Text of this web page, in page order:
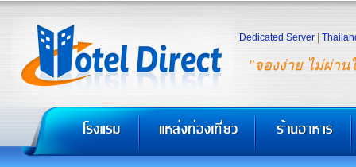
"จองง่าย ไม่ผ่าน
Dedicated Server